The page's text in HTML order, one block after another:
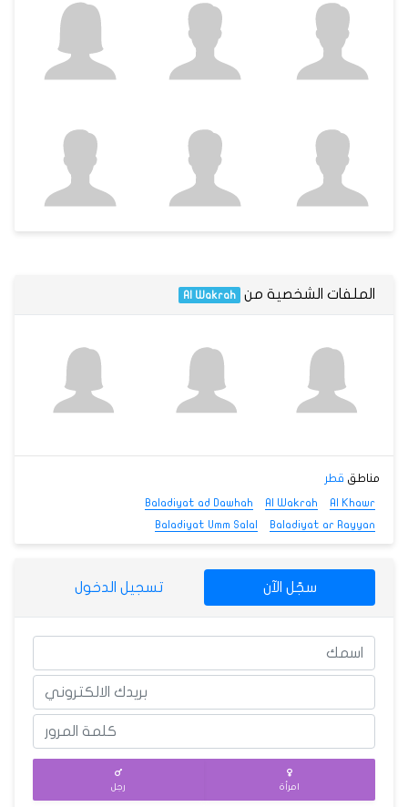
الملفات الشخصية من Al Wakrah
مناطق قطر
Al Khawr
Al Wakrah
Baladiyat ad Dawhah
Baladiyat ar Rayyan
Baladiyat Umm Salal
سجّل الآن تسجيل الدخول
امرأة رجل